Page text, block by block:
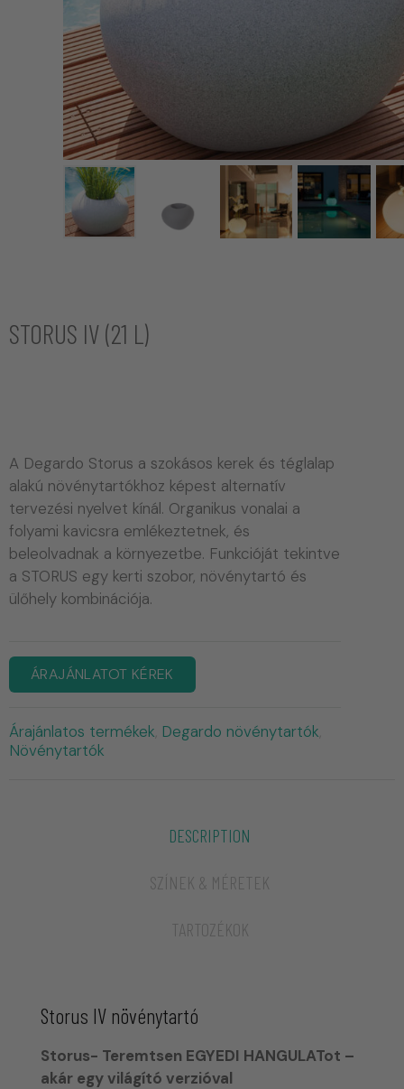
STORUS IV (21 L)
A Degardo Storus a szokásos kerek és téglalap
alakú növénytartókhoz képest alternatív
tervezési nyelvet kínál. Organikus vonalai a
folyami kavicsra emlékeztetnek, és
beleolvadnak a környezetbe. Funkcióját tekintve
a STORUS egy kerti szobor, növénytartó és
ülőhely kombinációja.
ÁRAJÁNLATOT KÉREK
Árajánlatos termékek Degardo növénytartók
Növénytartók
DESCRIPTION
SZÍNEK & MÉRETEK
TARTOZÉKOK
Storus IV növénytartó
Storus- Teremtsen EGYEDI HANGULATot –
akár egy világító verzióval